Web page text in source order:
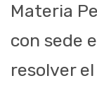
Materia
con sede
resolver